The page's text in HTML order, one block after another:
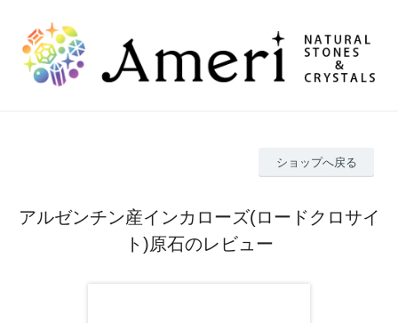
ショップへ戻る
アルゼンチン産インカローズ(ロードクロサイ
ト)原石のレビュー